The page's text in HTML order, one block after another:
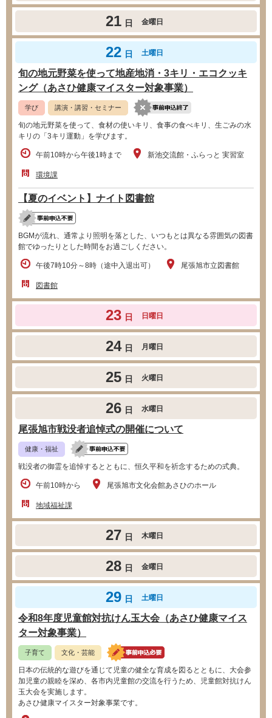
21 日 金曜日
22 日 土曜日
旬の地元野菜を使って地産地消・3キリ・エコクッキ
ング（あさひ健康マイスター対象事業）
学び 講演・講習・セミナー
旬の地元野菜を使って、食材の使いキリ、食事の食べキリ、生ごみの水
キリの「3キリ運動」を学びます。
午前10時から午後1時まで 新池交流館・ふらっと 実習室
環境課
【夏のイベント】ナイト図書館
BGMが流れ、通常より照明を落とした、いつもとは異なる雰囲気の図書
館でゆったりとした時間をお過ごしください。
午後7時10分～8時（途中入退出可） 尾張旭市立図書館
図書館
23 日 日曜日
24 日 月曜日
25 日 火曜日
26 日 水曜日
尾張旭市戦没者追悼式の開催について
健康・福祉
戦没者の御霊を追悼するとともに、恒久平和を祈念するための式典。
午前10時から 尾張旭市文化会館あさひのホール
地域福祉課
27 日 木曜日
28 日 金曜日
29 日 土曜日
令和8年度児童館対抗けん玉大会（あさひ健康マイス
ター対象事業）
子育て 文化・芸能
日本の伝統的な遊びを通じて児童の健全な育成を図るとともに、大会参
加児童の親睦を深め、各市内児童館の交流を行うため、児童館対抗けん
玉大会を実施します。
あさひ健康マイスター対象事業です。